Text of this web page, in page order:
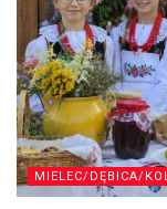
MIELEC/DĘBICA/